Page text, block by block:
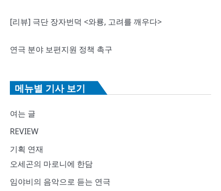
[리뷰] 극단 장자번덕 <와룡, 고려를 깨우다>
연극 분야 보편지원 정책 촉구
메뉴별 기사 보기
여는 글
REVIEW
기획 연재
오세곤의 마로니에 한담
임야비의 음악으로 듣는 연극